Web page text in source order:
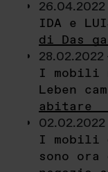
26.04.2022
IDA e
di Das
28.02.2022
I mobili
Leben
abitare
02.02.2022
I mobili
sono